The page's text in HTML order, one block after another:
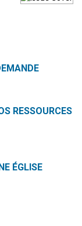
RESSOURCES
ÉGLISE